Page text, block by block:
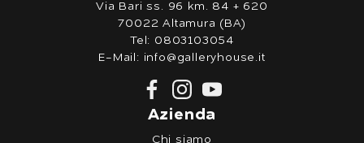
Via Bari ss. 96 km. 84 + 620
70022 Altamura (BA)
Tel: 0803103054
E-Mail: info@galleryhouse.it
Azienda
Chi siamo